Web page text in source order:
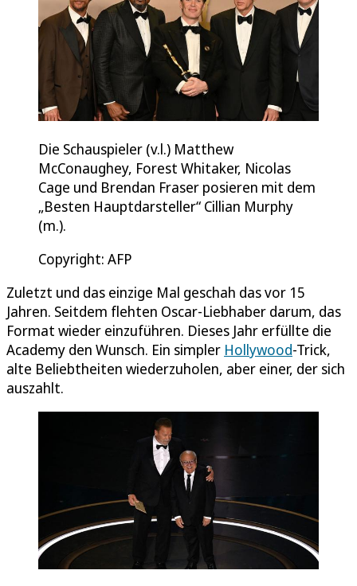
Die Schauspieler (v.l.) Matthew
McConaughey, Forest Whitaker, Nicolas
Cage und Brendan Fraser posieren mit dem
„Besten Hauptdarsteller“ Cillian Murphy
(m.).
Copyright: AFP
Zuletzt und das einzige Mal geschah das vor 15
Jahren. Seitdem flehten Oscar-Liebhaber darum, das
Format wieder einzuführen. Dieses Jahr erfüllte die
Academy den Wunsch. Ein simpler Hollywood-Trick,
alte Beliebtheiten wiederzuholen, aber einer, der sich
auszahlt.